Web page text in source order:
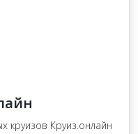
Круиз.онлайн